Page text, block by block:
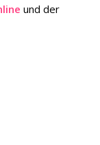
und der